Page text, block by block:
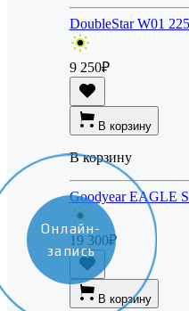
DoubleStar W01
9 250₽
В корзину
В корзину
Goodyear EAGLE
19 300₽
В корзину
Онлайн-
запись